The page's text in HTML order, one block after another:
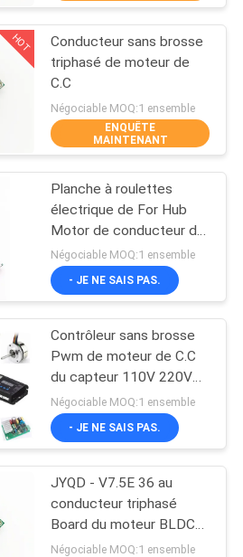
de
bldc de 3
à eau des
à moteur
126
de
24
HOT
Conducteur sans brosse
triphasé de moteur de
C.C
Négociable MOQ:1 ensemble
ENQUÊTE
MAINTENANT
Planche à roulettes
électrique de For Hub
Motor de conducteur de
moteur de JYQD YL02D
500w 24v Bldc
Négociable MOQ:1 ensemble
- JE NE SAIS PAS.
Contrôleur sans brosse
Pwm de moteur de C.C
du capteur 110V 220V
12V 24v de Hall
Négociable MOQ:1 ensemble
- JE NE SAIS PAS.
JYQD - V7.5E 36 au
conducteur triphasé
Board du moteur BLDC
du transistor MOSFET
Négociable MOQ:1 ensemble